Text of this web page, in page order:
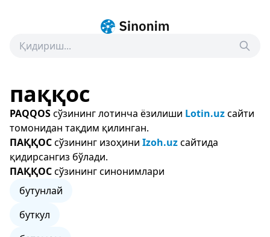
паққос
PAQQOSсўзининг лотинча ёзилиши Lotin.uzсайти
томонидан тақдим қилинган.
ПАҚҚОСсўзининг изоҳини Izoh.uzсайтида
қидирсангиз бўлади.
ПАҚҚОСсўзининг синонимлари
бутунлай
буткул